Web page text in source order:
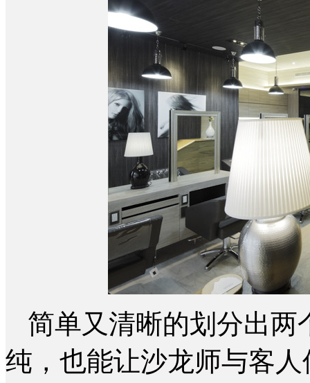
简单又清晰的划分出两
纯，也能让沙龙师与客